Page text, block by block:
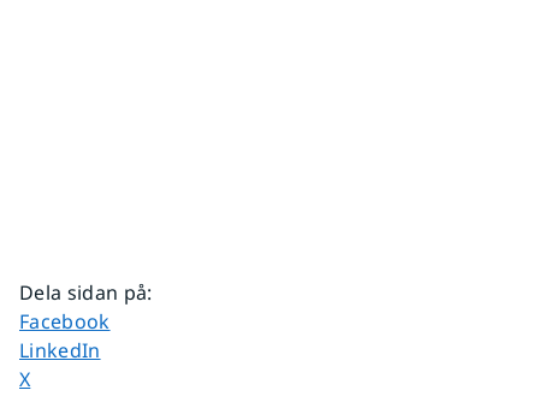
Dela sidan på:
Dela sidan på
Facebook
Dela sidan på
LinkedIn
Dela sidan på
X